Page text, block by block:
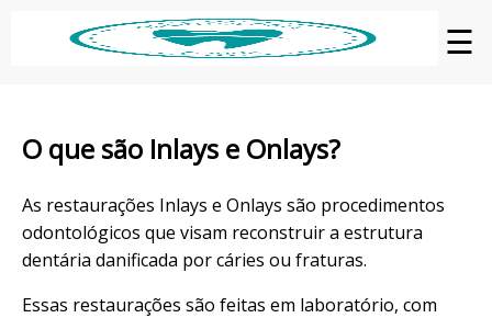
☰
O que são Inlays e Onlays?
As restaurações Inlays e Onlays são procedimentos
odontológicos que visam reconstruir a estrutura
dentária danificada por cáries ou fraturas.
Essas restaurações são feitas em laboratório, com